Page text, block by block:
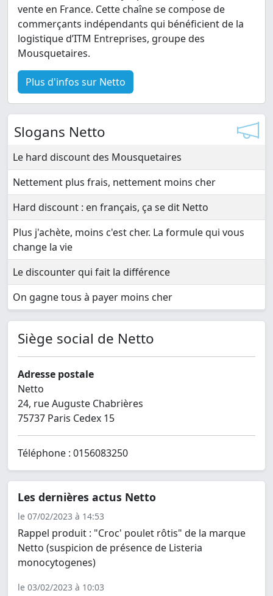
vente en France. Cette chaîne se compose de
commerçants indépendants qui bénéficient de la
logistique d’ITM Entreprises, groupe des
Mousquetaires.
Plus d'infos sur Netto
Slogans Netto
Le hard discount des Mousquetaires
Nettement plus frais, nettement moins cher
Hard discount : en français, ça se dit Netto
Plus j'achète, moins c'est cher. La formule qui vous
change la vie
Le discounter qui fait la différence
On gagne tous à payer moins cher
Siège social de Netto
Adresse postale
Netto
24, rue Auguste Chabrières
75737 Paris Cedex 15
Téléphone : 0156083250
Les dernières actus Netto
le 07/02/2023 à 14:53
Rappel produit : "Croc' poulet rôtis" de la marque
Netto (suspicion de présence de Listeria
monocytogenes)
le 03/02/2023 à 10:03